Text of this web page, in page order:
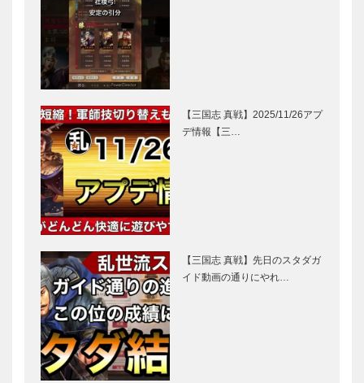
【三国志 真戦】2025/11/26アプ
デ情報【三…
【三国志 真戦】先日のスタダガ
イド動画の通りにやれ…